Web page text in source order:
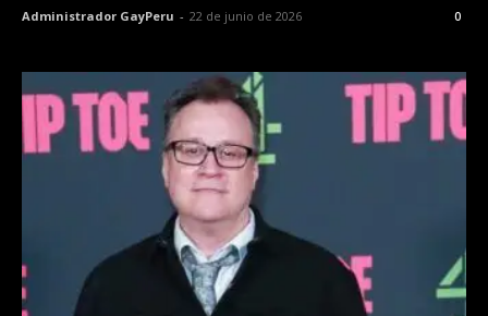
Administrador GayPeru - 22 de junio de 2026 0